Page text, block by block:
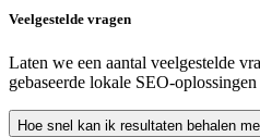
Veelgestelde vragen​
Laten we een aantal veelgestelde
gebaseerde lokale SEO-
Hoe snel kan ik resultaten behalen